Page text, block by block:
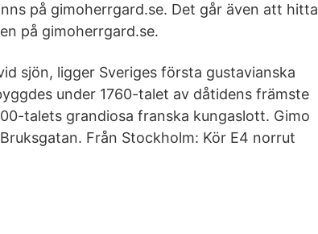
på gimoherrgard.se. Det går även att hitta
på gimoherrgard.se.
sjön, ligger Sveriges första gustavianska
under 1760-talet av dåtidens främste
talets grandiosa franska kungaslott. Gimo
Från Stockholm: Kör E4 norrut